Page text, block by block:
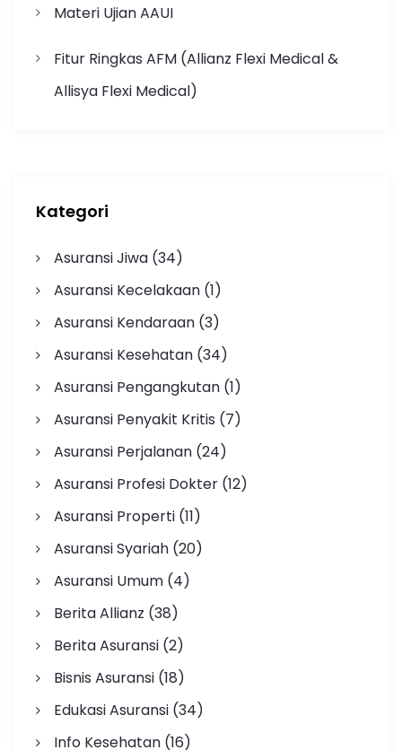
Materi Ujian AAUI
Fitur Ringkas AFM (Allianz Flexi Medical &
Allisya Flexi Medical)
Kategori
Asuransi Jiwa(34)
Asuransi Kecelakaan(1)
Asuransi Kendaraan(3)
Asuransi Kesehatan(34)
Asuransi Pengangkutan(1)
Asuransi Penyakit Kritis (7)
Asuransi Perjalanan(24)
Asuransi Profesi Dokter(12)
Asuransi Properti(11)
Asuransi Syariah(20)
Asuransi Umum(4)
Berita Allianz (38)
Berita Asuransi(2)
Bisnis Asuransi(18)
Edukasi Asuransi(34)
Info Kesehatan(16)